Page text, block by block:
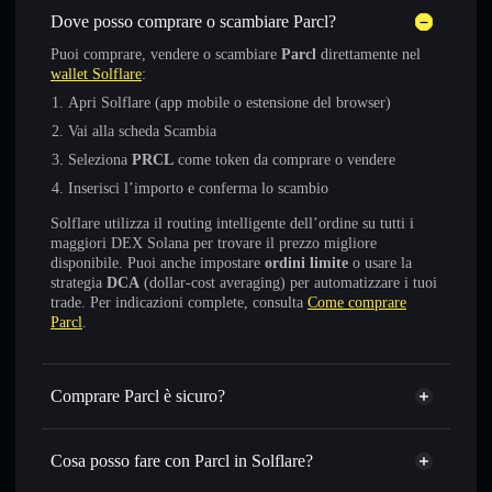
Dove posso comprare o scambiare Parcl?
Puoi comprare, vendere o scambiare Parcl direttamente nel
wallet Solflare:
Apri Solflare (app mobile o estensione del browser)
Vai alla scheda Scambia
Seleziona PRCL come token da comprare o vendere
Inserisci l’importo e conferma lo scambio
Solflare utilizza il routing intelligente dell’ordine su tutti i
maggiori DEX Solana per trovare il prezzo migliore
disponibile. Puoi anche impostare ordini limite o usare la
strategia DCA (dollar-cost averaging) per automatizzare i tuoi
trade. Per indicazioni complete, consulta Come comprare
Parcl.
Comprare Parcl è sicuro?
Parcl token verificato
Cosa posso fare con Parcl in Solflare?